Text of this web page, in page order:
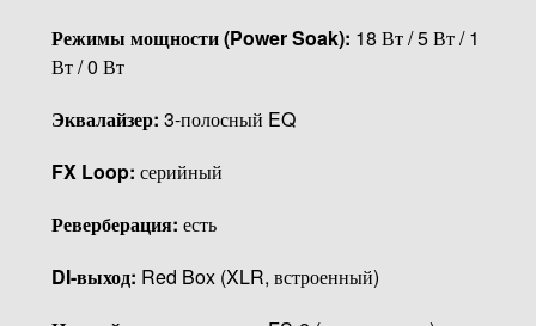
Режимы мощности (Power Soak): 18 Вт / 5 Вт / 1
Вт / 0 Вт
Эквалайзер: 3-полосный EQ
FX Loop: серийный
Реверберация: есть
DI-выход: Red Box (XLR, встроенный)